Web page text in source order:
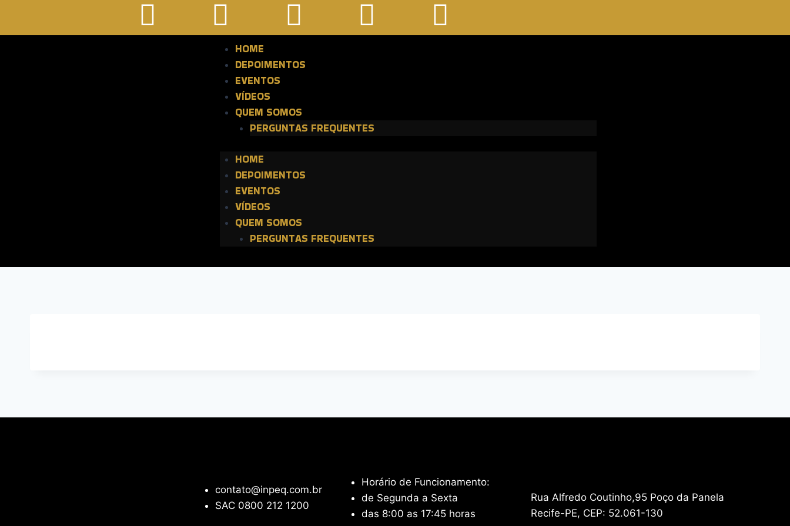
HOME
DEPOIMENTOS
EVENTOS
VÍDEOS
QUEM SOMOS
PERGUNTAS FREQUENTES
HOME
DEPOIMENTOS
EVENTOS
VÍDEOS
QUEM SOMOS
PERGUNTAS FREQUENTES
contato@inpeq.com.br
SAC 0800 212 1200
Horário de Funcionamento:
de Segunda a Sexta
das 8:00 as 17:45 horas
Rua Alfredo Coutinho,95 Poço da Panela
Recife-PE, CEP: 52.061-130